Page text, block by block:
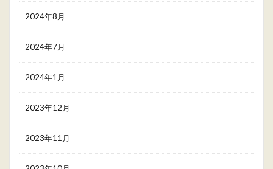
2024年8月
2024年7月
2024年1月
2023年12月
2023年11月